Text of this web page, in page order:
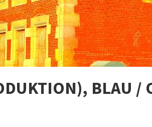
BLAU /